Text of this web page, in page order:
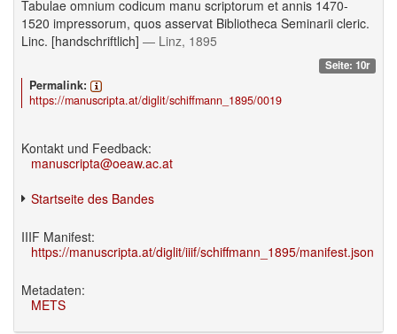
Tabulae omnium codicum manu scriptorum et annis 1470-
1520 impressorum, quos asservat Bibliotheca Seminarii cleric.
Linc. [handschriftlich] — Linz, 1895
Seite: 10r
Permalink:
https://manuscripta.at/diglit/schiffmann_1895/0019
Kontakt und Feedback:
manuscripta@oeaw.ac.at
Startseite des Bandes
IIIF Manifest:
https://manuscripta.at/diglit/iiif/schiffmann_1895/manifest.json
Metadaten:
METS